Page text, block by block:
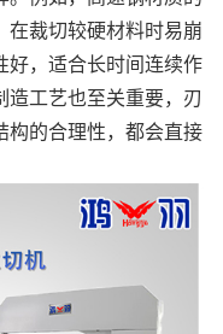
在裁切较硬材料时易崩
好，适合长时间连续作
造工艺也至关重要，刃
构的合理性，都会直接